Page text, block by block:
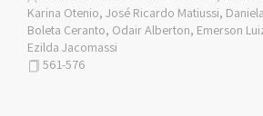
Karina Otenio, José Ricardo Matiussi,
Boleta Ceranto, Odair Alberton, Emerson
Ezilda Jacomassi
561-576